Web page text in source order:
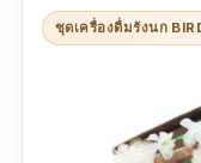
รีวิว:หัวใจเศรษ
มากไม่มีช้ำเลย
ดี ได้รับของก่อน
แจ้งว่าตอนขนส่ง
ชุดเครื่องดื่มรังนก